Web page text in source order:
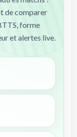
de comparer
forme
et alertes live.